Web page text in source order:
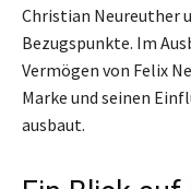
Christian Neureuther
Bezugspunkte. Im
Vermögen von Felix
Marke und seinen
ausbaut.